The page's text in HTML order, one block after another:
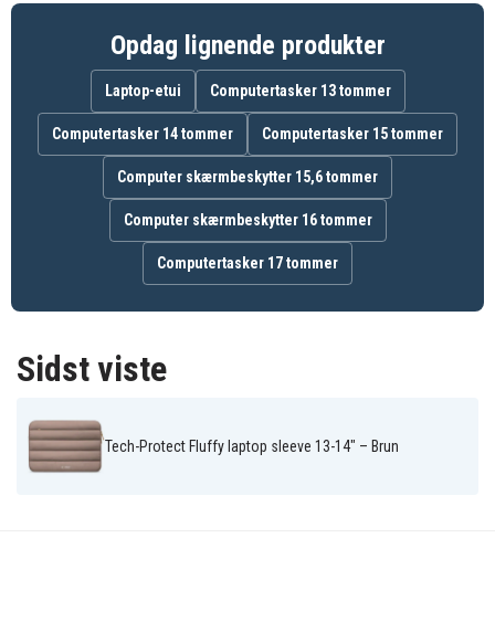
Luksuriøst blødt og slidstærkt materiale
Praktiske lommer til tilbehør og dokumenter
Let, slankt og nemt at have med overalt
Artikkelnr 195106
5906302362509
Laptop-taske/etui
Varemærke Tech-Protect
Farve
Opdag lignende produkter
Laptop-etui Computertasker 13 tommer
Computertasker 14 tommer Computertasker 15 tommer
Computer skærmbeskytter 15,6 tommer
Computer skærmbeskytter 16 tommer
Computertasker 17 tommer
Sidst viste
Tech-Protect Fluffy laptop sleeve 13-14" – Brun